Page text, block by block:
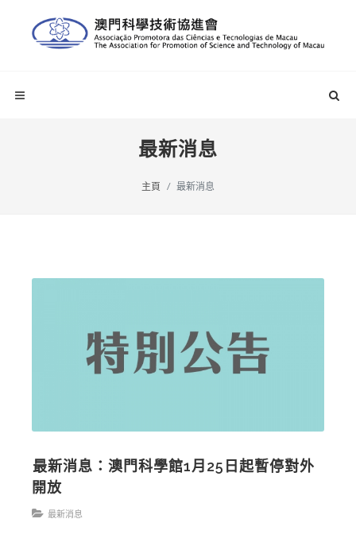
最新消息
主頁 最新消息
️最新消息️：澳門科學館1月25日起暫停對外
開放
最新消息